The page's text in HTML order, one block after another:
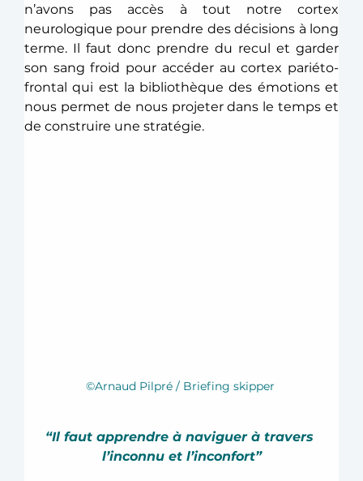
n’avons pas accès à tout notre cortex
neurologique pour prendre des décisions à long
terme. Il faut donc prendre du recul et garder
son sang froid pour accéder au cortex pariéto-
frontal qui est la bibliothèque des émotions et
nous permet de nous projeter dans le temps et
de construire une stratégie.
©Arnaud Pilpré / Briefing skipper
“Il faut apprendre à naviguer à travers
l’inconnu et l’inconfort”